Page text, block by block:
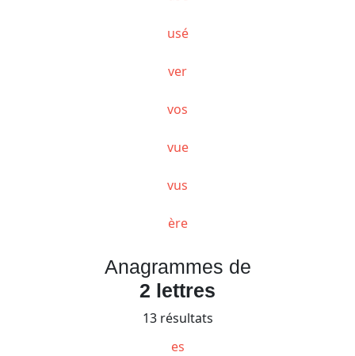
usé
ver
vos
vue
vus
ère
Anagrammes de
2 lettres
13 résultats
es